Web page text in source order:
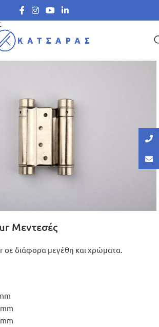
Μεντεσές
σε διάφορα μεγέθη και χρώματα.